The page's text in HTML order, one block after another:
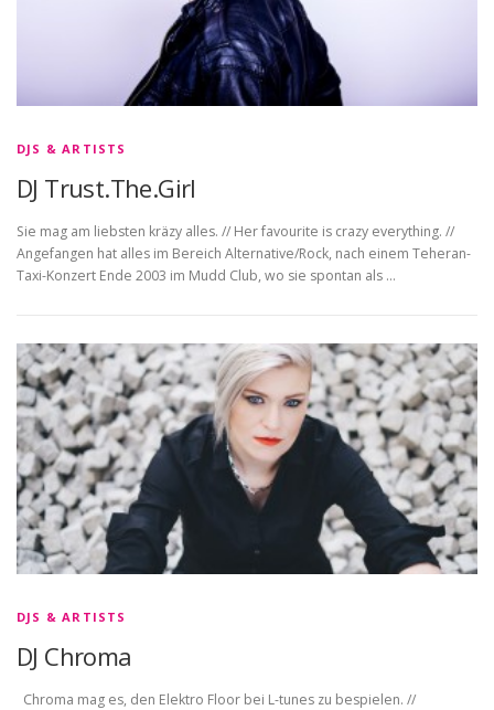
DJS & ARTISTS
DJ Trust.The.Girl
Sie mag am liebsten kräzy alles. // Her favourite is crazy everything. //
Angefangen hat alles im Bereich Alternative/Rock, nach einem Teheran-
Taxi-Konzert Ende 2003 im Mudd Club, wo sie spontan als …
DJS & ARTISTS
DJ Chroma
Chroma mag es, den Elektro Floor bei L-tunes zu bespielen. //